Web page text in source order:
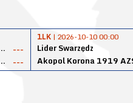
AZS PK Kraków
---
---
1LK | 2026-10-10 00:00
Lider Swarzędz